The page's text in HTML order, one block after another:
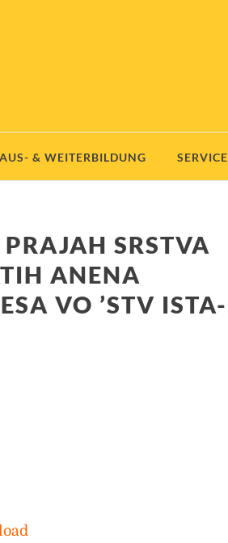
AUS- & WEITERBILDUNG SERVICE
SRSTVA
ANENA
VO ’STV ISTA-